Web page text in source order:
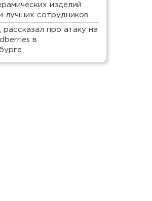
изделий
лучших сотрудников
про атаку на
в